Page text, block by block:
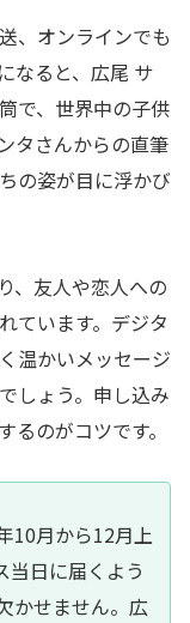
、オンラインでも
なると、広尾 サ
で、世界中の子供
タさんからの直筆
の姿が目に浮かび
、友人や恋人への
ています。デジタ
温かいメッセージ
しょう。申し込み
のがコツです。
10月から12月上
当日に届くよう
かせません。広